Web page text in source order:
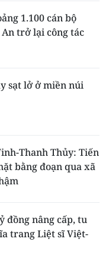
1.100 cán bộ
trở lại công tác
sạt lở ở miền núi
Thanh Thủy: Tiến
bằng đoạn qua xã
đồng nâng cấp, tu
trang Liệt sĩ Việt-